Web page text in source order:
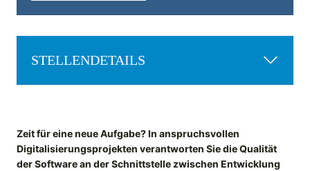
STELLENDETAILS
Zeit für eine neue Aufgabe? In anspruchsvollen
Digitalisierungsprojekten verantworten Sie die Qualität
der Software an der Schnittstelle zwischen Entwicklung